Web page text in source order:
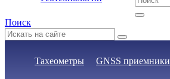
Поиск
Тахеометры GNSS приемники